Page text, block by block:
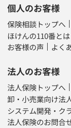
個人のお客様
保険相談トップへ
ほけんの110番とは
お客様の声
よく
法人のお客様
法人保険トップへ
卸・小売業向け法
システム開発・ク
法人保険のお問合